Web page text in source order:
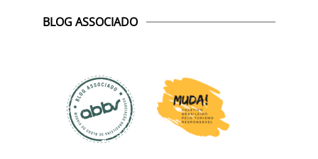
BLOG ASSOCIADO